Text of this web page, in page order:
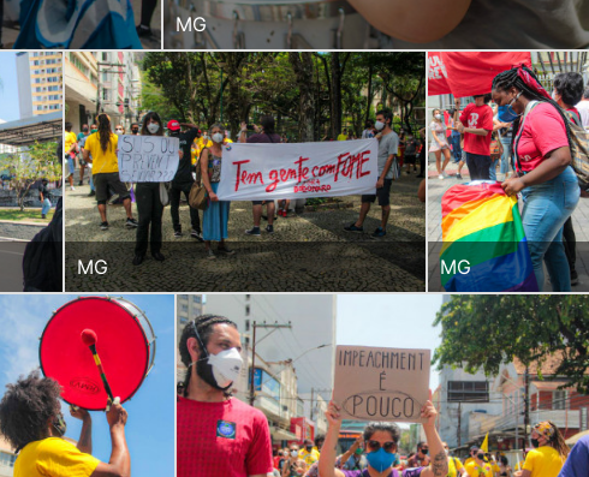
MG
MG MG